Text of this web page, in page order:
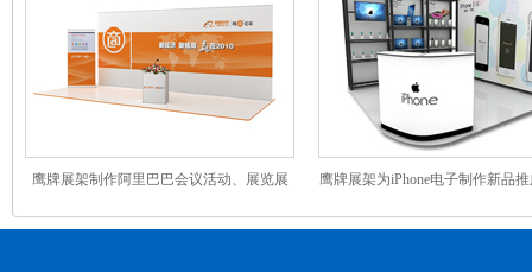
鹰牌展架制作阿里巴巴会议活动、展览展
示解决方案
鹰牌展架为iPhone电子制作新品
活动解决方案